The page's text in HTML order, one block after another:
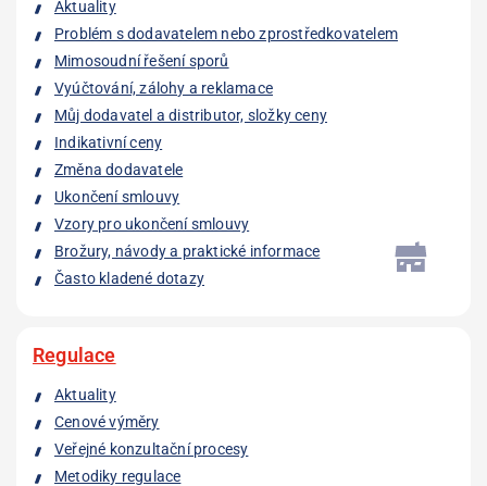
Aktuality
Problém s dodavatelem nebo zprostředkovatelem
Mimosoudní řešení sporů
Vyúčtování, zálohy a reklamace
Můj dodavatel a distributor, složky ceny
Indikativní ceny
Změna dodavatele
Ukončení smlouvy
Vzory pro ukončení smlouvy
Brožury, návody a praktické informace
Často kladené dotazy
Regulace
Aktuality
Cenové výměry
Veřejné konzultační procesy
Metodiky regulace